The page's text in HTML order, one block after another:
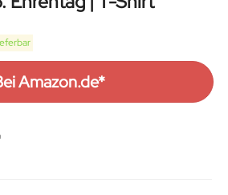
Amazon.de*